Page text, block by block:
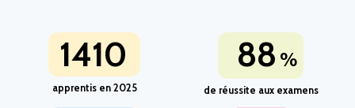
1410
apprentis en 2025
88 %
de réussite aux examens